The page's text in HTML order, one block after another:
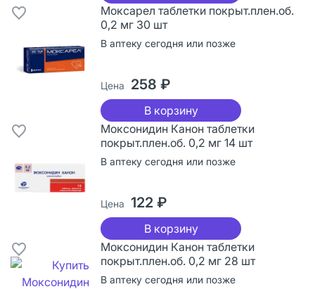
Моксарел таблетки покрыт.плен.об.
0,2 мг 30 шт
В аптеку сегодня или позже
Цена 258 ₽
В корзину
Моксонидин Канон таблетки
покрыт.плен.об. 0,2 мг 14 шт
В аптеку сегодня или позже
Цена 122 ₽
В корзину
Моксонидин Канон таблетки
покрыт.плен.об. 0,2 мг 28 шт
В аптеку сегодня или позже